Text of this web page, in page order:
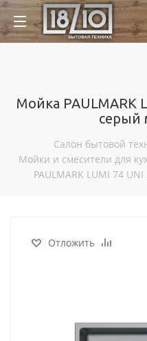
Мойка PAULMARK
серый
Салон бытовой
Мойки и смесители для
PAULMARK LUMI 74
Отложить